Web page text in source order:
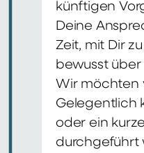
künftigen
Deine
Zeit, mit Dir
bewusst über
Wir möchten
Gelegentlich
oder ein
durchgeführt